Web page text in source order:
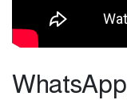
واتساب للأعمال (WhatsApp